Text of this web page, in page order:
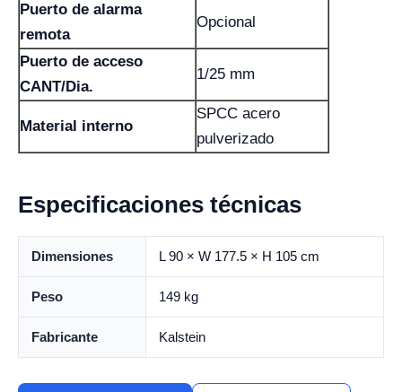
Puerto de alarma
remota
Opcional
Puerto de acceso
CANT/Dia.
1/25 mm
Material interno
SPCC acero
pulverizado
Especificaciones técnicas
Dimensiones L 90 × W 177.5 × H 105 cm
Peso 149 kg
Fabricante Kalstein